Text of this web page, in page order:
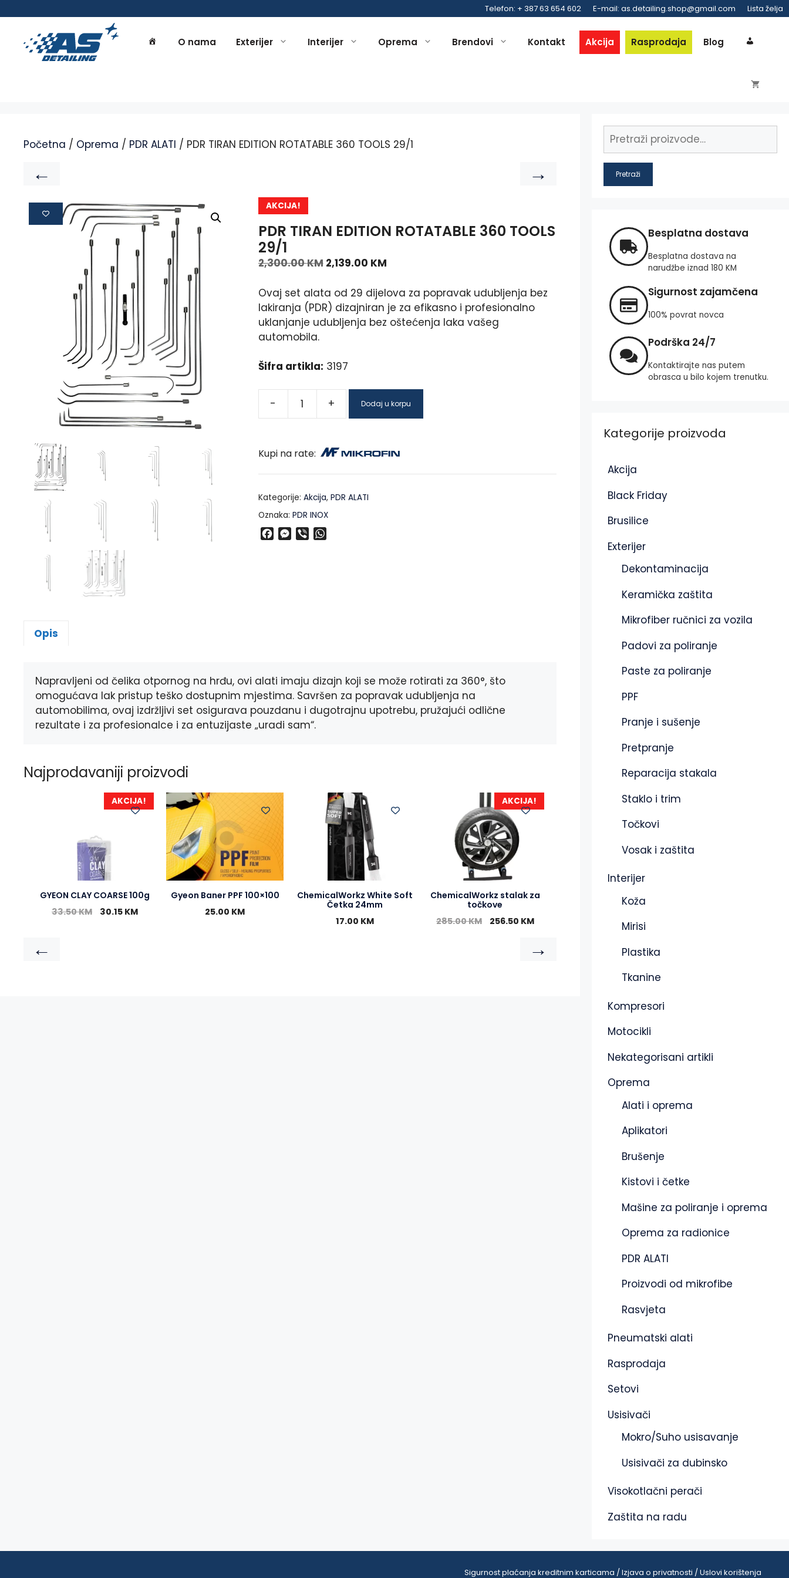
Telefon: + 387 63 654 602 E-mail: as.detailing.shop@gmail.com Lista želja
O nama Exterijer Interijer Oprema Brendovi Kontakt Akcija Rasprodaja Blog
Početna / Oprema / PDR ALATI / PDR TIRAN EDITION ROTATABLE 360 TOOLS 29/1
← →
AKCIJA!
PDR TIRAN EDITION ROTATABLE 360 TOOLS
29/1
2,300.00KM 2,139.00 KM
Ovaj set alata od 29 dijelova za popravak udubljenja bez
lakiranja (PDR) dizajniran je za efikasno i profesionalno
uklanjanje udubljenja bez oštećenja laka vašeg
automobila.
Šifra artikla: 3197
- + Dodaj u korpu
Kupi na rate:
Kategorije: Akcija, PDR ALATI
Oznaka: PDR INOX
M
Opis
Napravljeni od čelika otpornog na hrđu, ovi alati imaju dizajn koji se može rotirati za 360°, što
omogućava lak pristup teško dostupnim mjestima. Savršen za popravak udubljenja na
automobilima, ovaj izdržljivi set osigurava pouzdanu i dugotrajnu upotrebu, pružajući odlične
rezultate i za profesionalce i za entuzijaste „uradi sam“.
Najprodavaniji proizvodi
AKCIJA!
GYEON CLAY COARSE 100g
33.50KM 30.15 KM
Gyeon Baner PPF 100×100
25.00 KM
ChemicalWorkz White Soft
Četka 24mm
17.00 KM
AKCIJA!
ChemicalWorkz stalak za
točkove
285.00KM 256.50 KM
← →
Pretraži
Besplatna dostava
Besplatna dostava na
narudžbe iznad 180 KM
Sigurnost zajamčena
100% povrat novca
Podrška 24/7
Kontaktirajte nas putem
obrasca u bilo kojem trenutku.
Kategorije proizvoda
Akcija
Black Friday
Brusilice
Exterijer
Dekontaminacija
Keramička zaštita
Mikrofiber ručnici za vozila
Padovi za poliranje
Paste za poliranje
PPF
Pranje i sušenje
Pretpranje
Reparacija stakala
Staklo i trim
Točkovi
Vosak i zaštita
Interijer
Koža
Mirisi
Plastika
Tkanine
Kompresori
Motocikli
Nekategorisani artikli
Oprema
Alati i oprema
Aplikatori
Brušenje
Kistovi i četke
Mašine za poliranje i oprema
Oprema za radionice
PDR ALATI
Proizvodi od mikrofibe
Rasvjeta
Pneumatski alati
Rasprodaja
Setovi
Usisivači
Mokro/Suho usisavanje
Usisivači za dubinsko
Visokotlačni perači
Zaštita na radu
Sigurnost plaćanja kreditnim karticama / Izjava o privatnosti / Uslovi korištenja